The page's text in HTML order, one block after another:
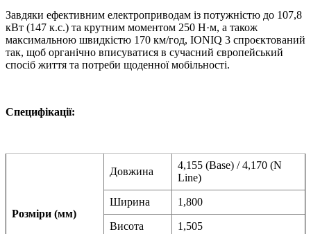
Завдяки ефективним електроприводам із потужністю до 107,8
кВт (147 к.с.) та крутним моментом 250 Н·м, а також
максимальною швидкістю 170 км/год, IONIQ 3 спроєктований
так, щоб органічно вписуватися в сучасний європейський
спосіб життя та потреби щоденної мобільності.
Специфікації:
Розміри (мм)
Довжина
4,155 (Base) / 4,170 (N
Line)
Ширина 1,800
Висота 1,505